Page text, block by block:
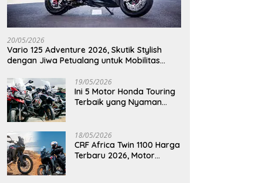
20/05/2026
Vario 125 Adventure 2026, Skutik Stylish
dengan Jiwa Petualang untuk Mobilitas
19/05/2026
Ini 5 Motor Honda Touring
Terbaik yang Nyaman
18/05/2026
CRF Africa Twin 1100 Harga
Terbaru 2026, Motor